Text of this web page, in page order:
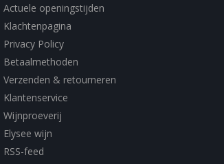
Actuele openingstijden
Klachtenpagina
Privacy Policy
Betaalmethoden
Verzenden & retourneren
Klantenservice
Wijnproeverij
Elysee wijn
RSS-feed